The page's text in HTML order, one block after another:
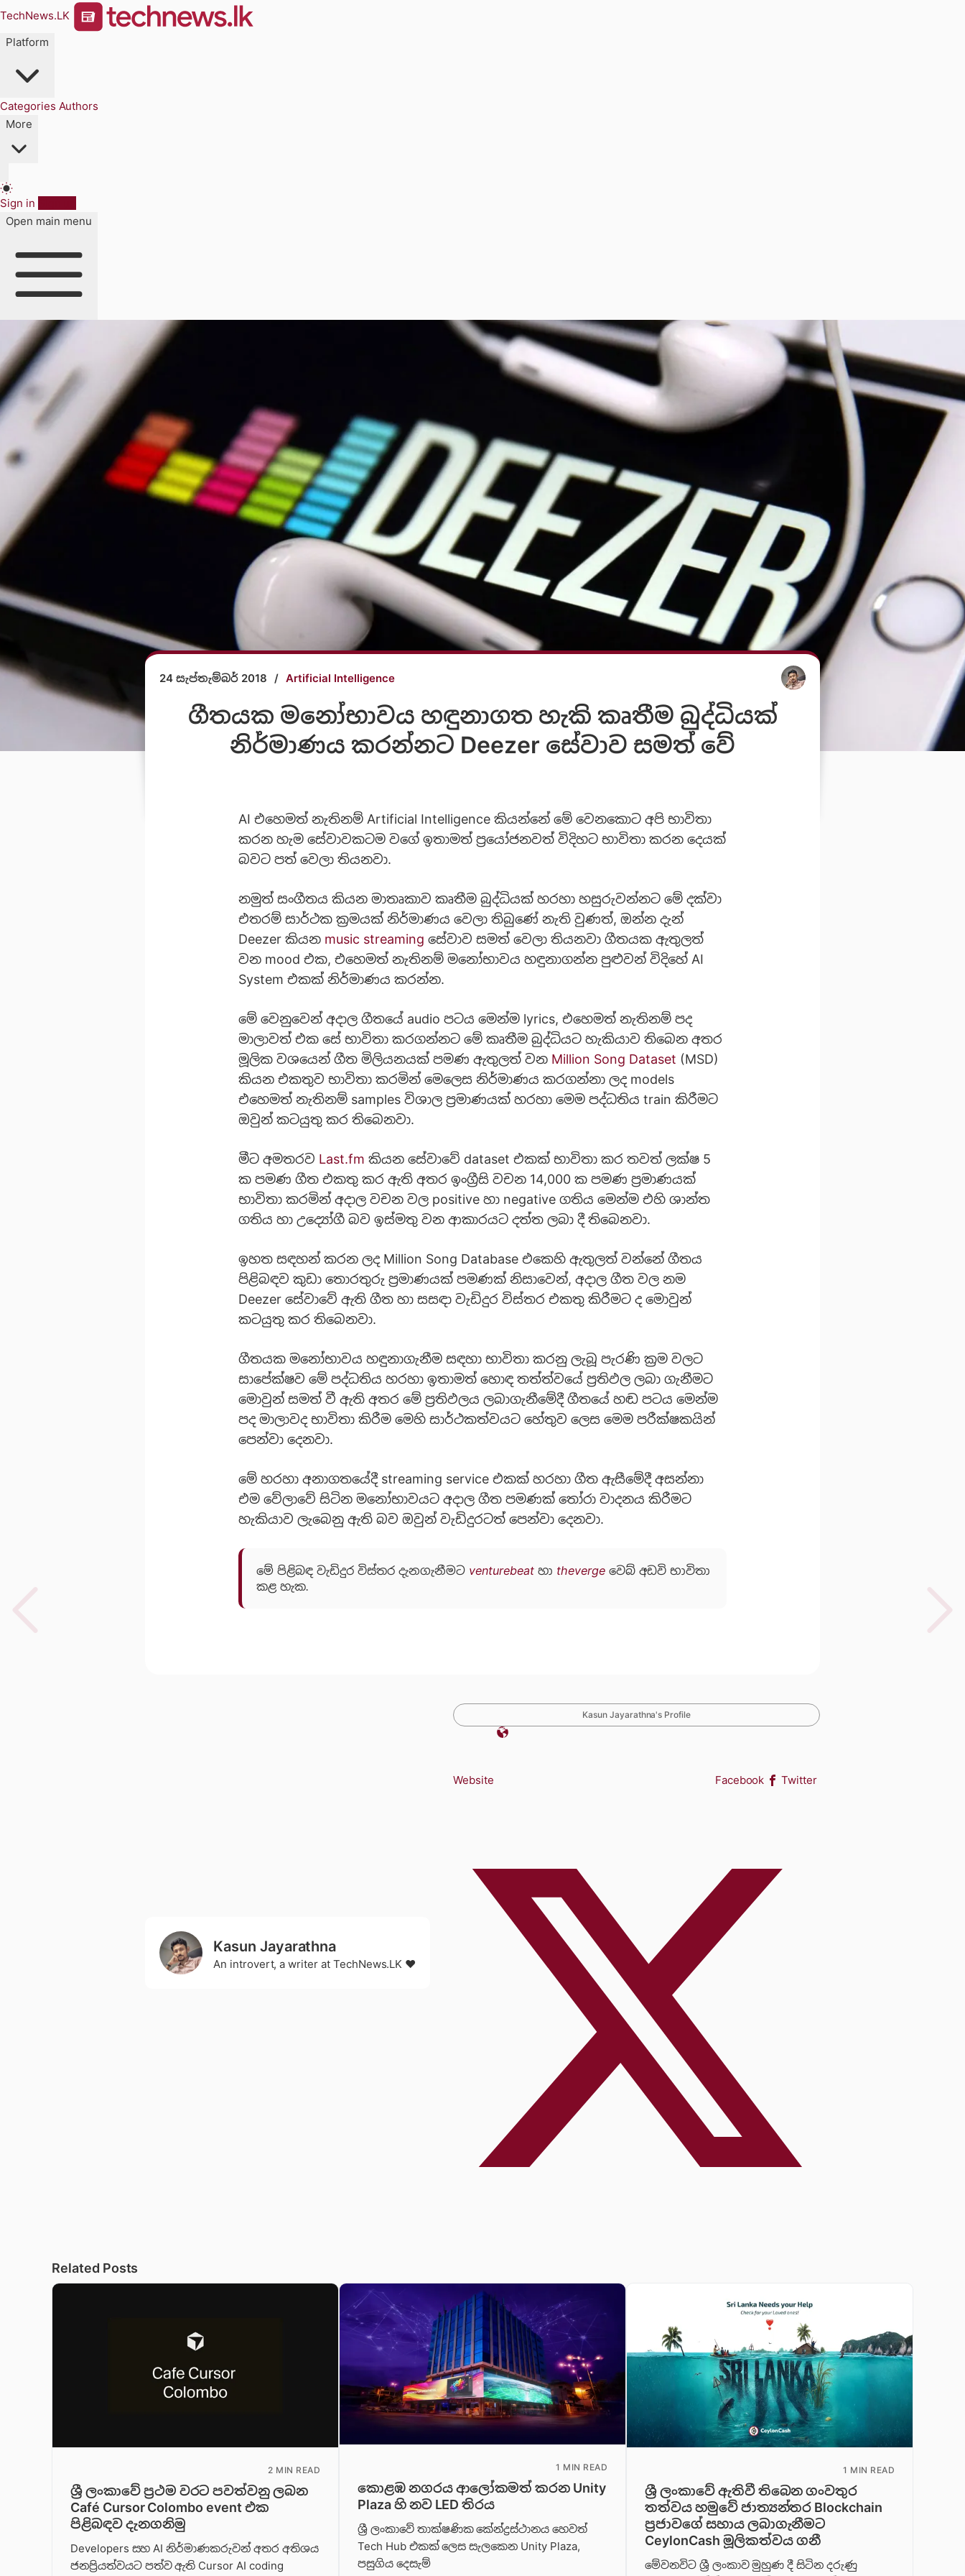
TechNews.LK
Platform
Categories Authors
More
Sign in
Open main menu
24 සැප්තැම්බර් 2018 / Artificial Intelligence
ගීතයක මනෝභාවය හඳුනාගත හැකි කෘතීම බුද්ධියක්
නිර්මාණය කරන්නට Deezer සේවාව සමත් වේ
AI එහෙමත් නැතිනම් Artificial Intelligence කියන්නේ මේ වෙනකොට අපි භාවිතා
කරන හැම සේවාවකටම වගේ ඉතාමත් ප්‍රයෝජනවත් විදිහට භාවිතා කරන දෙයක්
බවට පත් වෙලා තියනවා.
නමුත් සංගීතය කියන මාතෘකාව කෘතීම බුද්ධියක් හරහා හසුරුවන්නට මේ දක්වා
එතරම් සාර්ථක ක්‍රමයක් නිර්මාණය වෙලා තිබුණේ නැති වුණත්, ඔන්න දැන්
Deezer කියන music streaming සේවාව සමත් වෙලා තියනවා ගීතයක ඇතුලත්
වන mood එක, එහෙමත් නැතිනම් මනෝභාවය හඳුනාගන්න පුළුවන් විදිහේ AI
System එකක් නිර්මාණය කරන්න.
මේ වෙනුවෙන් අදාල ගීතයේ audio පටය මෙන්ම lyrics, එහෙමත් නැතිනම් පද
මාලාවත් එක සේ භාවිතා කරගන්නට මේ කෘතීම බුද්ධියට හැකියාව තිබෙන අතර
මූලික වශයෙන් ගීත මිලියනයක් පමණ ඇතුලත් වන Million Song Dataset (MSD)
කියන එකතුව භාවිතා කරමින් මෙලෙස නිර්මාණය කරගන්නා ලද models
එහෙමත් නැතිනම් samples විශාල ප්‍රමාණයක් හරහා මෙම පද්ධතිය train කිරීමට
ඔවුන් කටයුතු කර තිබෙනවා.
මීට අමතරව Last.fm කියන සේවාවේ dataset එකක් භාවිතා කර තවත් ලක්ෂ 5
ක පමණ ගීත එකතු කර ඇති අතර ඉංග්‍රීසි වචන 14,000 ක පමණ ප්‍රමාණයක්
භාවිතා කරමින් අදාල වචන වල positive හා negative ගතිය මෙන්ම එහි ශාන්ත
ගතිය හා උද්‍යෝගී බව ඉස්මතු වන ආකාරයට දත්ත ලබා දී තිබෙනවා.
ඉහත සඳහන් කරන ලද Million Song Database එකෙහි ඇතුලත් වන්නේ ගීතය
පිළිබඳව කුඩා තොරතුරු ප්‍රමාණයක් පමණක් නිසාවෙන්, අදාල ගීත වල නම
Deezer සේවාවේ ඇති ගීත හා සසඳා වැඩිදුර විස්තර එකතු කිරීමට ද මොවුන්
කටයුතු කර තිබෙනවා.
ගීතයක මනෝභාවය හඳුනාගැනීම සඳහා භාවිතා කරනු ලැබූ පැරණි ක්‍රම වලට
සාපේක්ෂව මේ පද්ධතිය හරහා ඉතාමත් හොඳ තත්ත්වයේ ප්‍රතිඵල ලබා ගැනීමට
මොවුන් සමත් වී ඇති අතර මේ ප්‍රතිඵලය ලබාගැනීමේදී ගීතයේ හඬ පටය මෙන්ම
පද මාලාවද භාවිතා කිරීම මෙහි සාර්ථකත්වයට හේතුව ලෙස මෙම පරීක්ෂකයින්
පෙන්වා දෙනවා.
මේ හරහා අනාගතයේදී streaming service එකක් හරහා ගීත ඇසීමේදී අසන්නා
එම වේලාවේ සිටින මනෝභාවයට අදාල ගීත පමණක් තෝරා වාදනය කිරීමට
හැකියාව ලැබෙනු ඇති බව ඔවුන් වැඩිදුරටත් පෙන්වා දෙනවා.
මේ පිළිබඳ වැඩිදුර විස්තර දැනගැනීමට venturebeat හා theverge වෙබ් අඩවි භාවිතා
කළ හැක.
Kasun Jayarathna
An introvert, a writer at TechNews.LK ❤️
Kasun Jayarathna's Profile
Website Facebook Twitter
Related Posts
2 MIN READ
ශ්‍රී ලංකාවේ ප්‍රථම වරට පවත්වනු ලබන
Café Cursor Colombo event එක
පිළිබඳව දැනගනිමු
Developers සහ AI නිර්මාණකරුවන් අතර අතිශය
ජනප්‍රියත්වයට පත්ව ඇති Cursor AI coding
1 MIN READ
කොළඹ නගරය ආලෝකමත් කරන Unity
Plaza හි නව LED තිරය
ශ්‍රී ලංකාවේ තාක්ෂණික කේන්ද්‍රස්ථානය හෙවත්
Tech Hub එකක් ලෙස සැලකෙන Unity Plaza,
පසුගිය දෙසැම්
1 MIN READ
ශ්‍රී ලංකාවේ ඇතිවී තිබෙන ගංවතුර
තත්වය හමුවේ ජාත්‍යන්තර Blockchain
ප්‍රජාවගේ සහාය ලබාගැනීමට
CeylonCash මූලිකත්වය ග​නී
මේවනවිට ශ්‍රී ලංකාව මුහුණ දී සිටින දරුණු